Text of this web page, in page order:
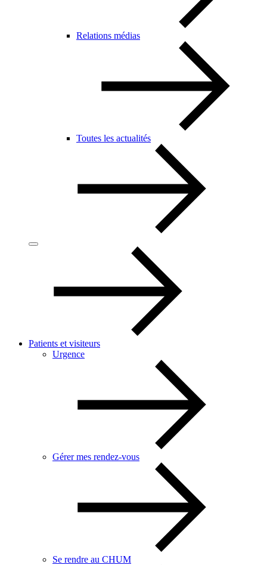
Relations médias
Toutes les actualités
Patients et visiteurs
Urgence
Gérer mes rendez-vous
Se rendre au CHUM